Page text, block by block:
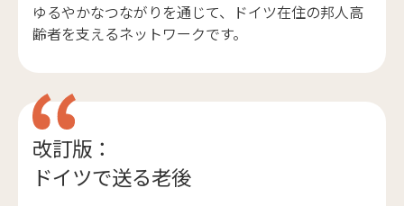
ゆるやかなつながりを通じて、ドイツ在住の邦人高
齢者を支えるネットワークです。
改訂版：
ドイツで送る老後